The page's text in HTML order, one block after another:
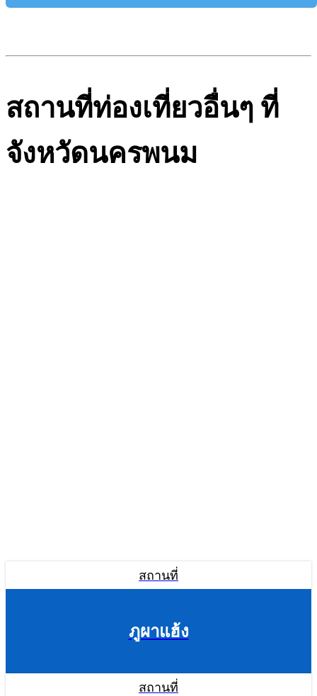
สถานที่ท่องเที่ยวอื่นๆ ที่
จังหวัดนครพนม
สถานที่
ภูผาแฮ้ง
สถานที่